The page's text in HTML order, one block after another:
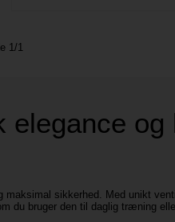
1/1
elegance og
sikkerhed. Med unikt
du bruger den til daglig træning